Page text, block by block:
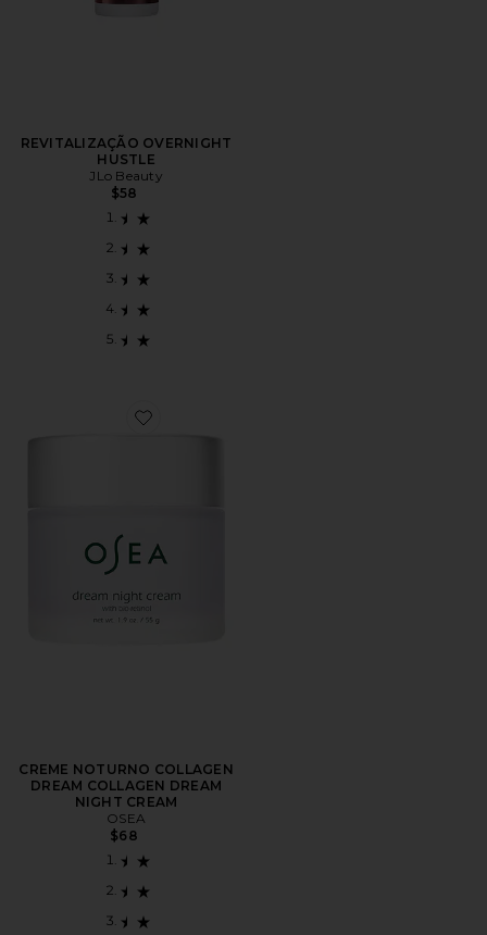
REVITALIZAÇÃO OVERNIGHT
HUSTLE
JLo Beauty
$58
Favorite CREME NOTURNO COLLAGEN DREAM
CREME NOTURNO COLLAGEN
DREAM COLLAGEN DREAM
NIGHT CREAM
OSEA
$68